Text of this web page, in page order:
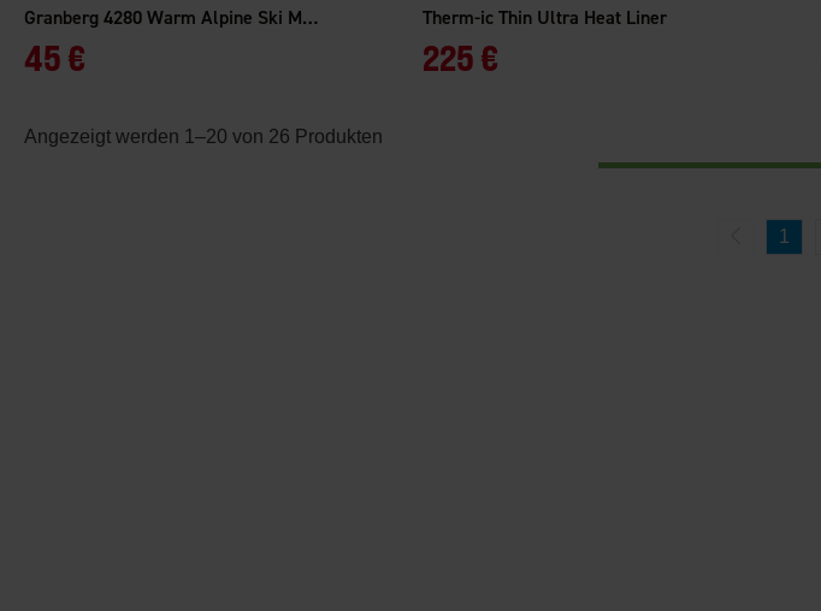
Granberg 4280 Warm Alpine Ski Mittens
45 €
Therm-ic Thin Ultra Heat Liner
225 €
Angezeigt werden 1–20 von 26 Produkten
1